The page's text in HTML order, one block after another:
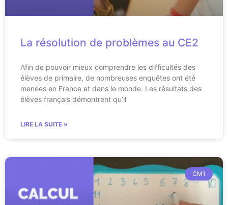
La résolution de problèmes au CE2
Afin de pouvoir mieux comprendre les difficultés des
élèves de primaire, de nombreuses enquêtes ont été
menées en France et dans le monde. Les résultats des
élèves français démontrent qu’il
LIRE LA SUITE »
CM1